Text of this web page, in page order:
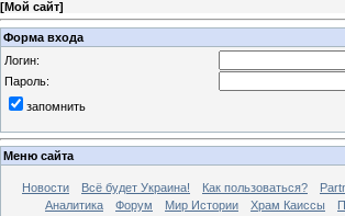
[Мой сайт]
Форма входа
Логин:
Пароль:
запомнить
Меню сайта
Новости Всё будет Украина! Как пользоваться?
Аналитика
Форум Мир Истории Храм Каиссы